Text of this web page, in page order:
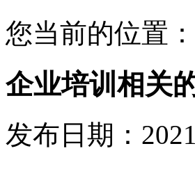
您当前的位置：
企业培训相关
发布日期：